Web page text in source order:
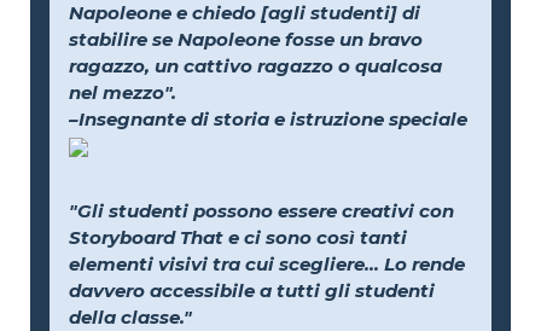
Napoleone e chiedo [agli studenti] di
stabilire se Napoleone fosse un bravo
ragazzo, un cattivo ragazzo o qualcosa
nel mezzo".
–Insegnante di storia e istruzione speciale
"Gli studenti possono essere creativi con
Storyboard That e ci sono così tanti
elementi visivi tra cui scegliere... Lo rende
davvero accessibile a tutti gli studenti
della classe."